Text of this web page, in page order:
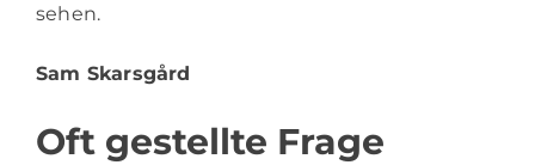
sehen.
Sam Skarsgård
Oft gestellte Frage